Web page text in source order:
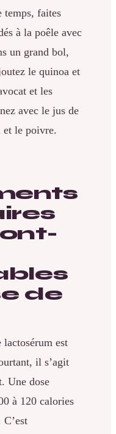
temps, faites
à la poêle avec
un grand bol,
le quinoa et
et les
avec le jus de
et le poivre.
de
est
il s’agit
Une dose
à 120 calories